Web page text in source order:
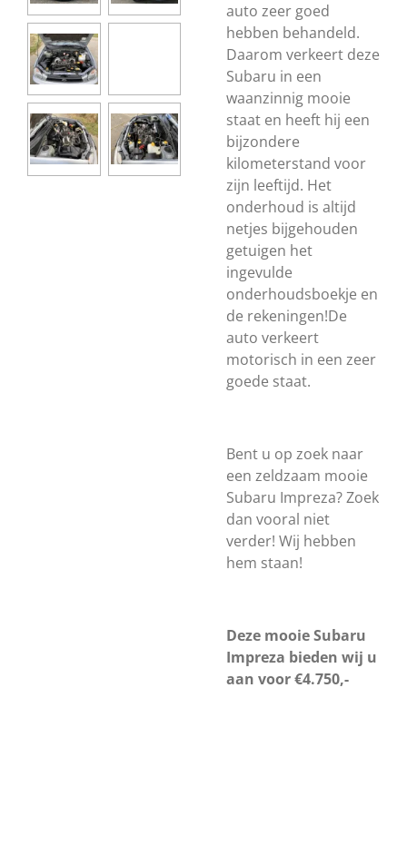
auto zeer goed
hebben behandeld.
Daarom verkeert deze
Subaru in een
waanzinnig mooie
staat en heeft hij een
bijzondere
kilometerstand voor
zijn leeftijd. Het
onderhoud is altijd
netjes bijgehouden
getuigen het
ingevulde
onderhoudsboekje en
de rekeningen!De
auto verkeert
motorisch in een zeer
goede staat.
Bent u op zoek naar
een zeldzaam mooie
Subaru Impreza? Zoek
dan vooral niet
verder! Wij hebben
hem staan!
Deze mooie Subaru
Impreza bieden wij u
aan voor €4.750,-